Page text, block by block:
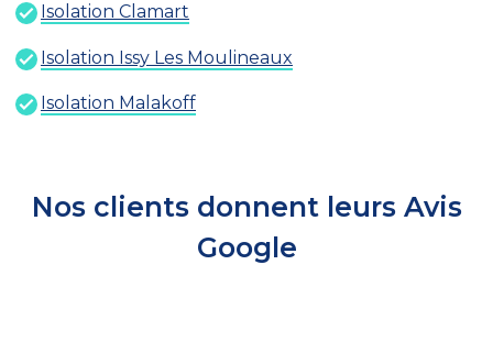
Isolation Clamart
Isolation Issy Les Moulineaux
Isolation Malakoff
Nos clients donnent leurs Avis
Google